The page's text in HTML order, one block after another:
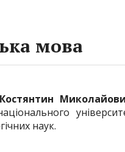
мова
наук.